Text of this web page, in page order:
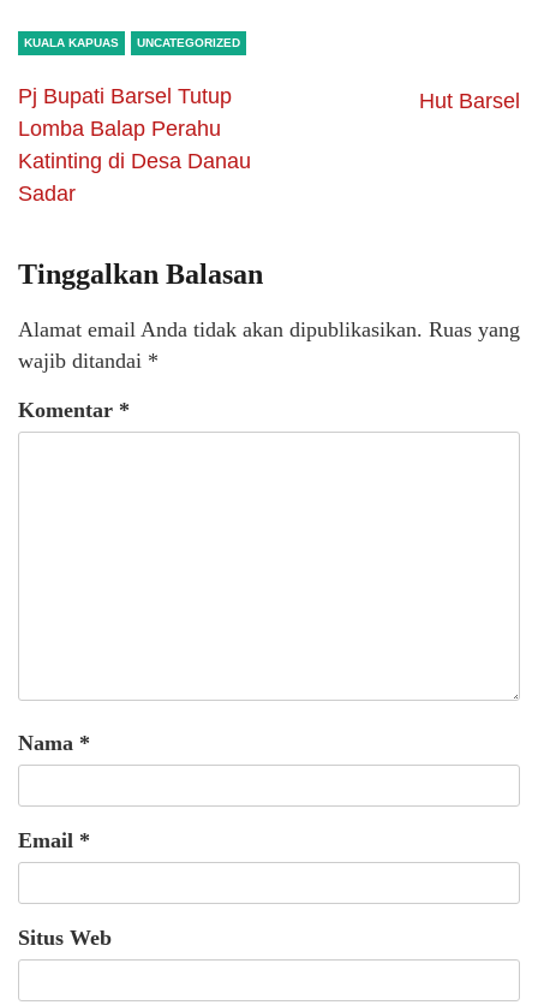
KUALA KAPUAS UNCATEGORIZED
Pj Bupati Barsel Tutup
Lomba Balap Perahu
Katinting di Desa Danau
Sadar
Hut Barsel
Tinggalkan Balasan
Alamat email Anda tidak akan dipublikasikan. Ruas yang
wajib ditandai *
Komentar *
Nama *
Email *
Situs Web